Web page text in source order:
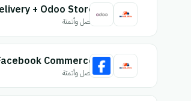
+ Odoo Store
اتصل وأتمتة
اتصل وأتمتة